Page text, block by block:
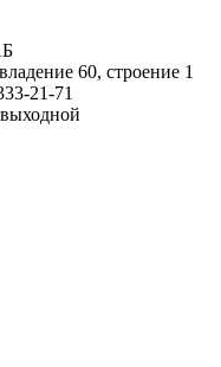
60, строение 1
21-71